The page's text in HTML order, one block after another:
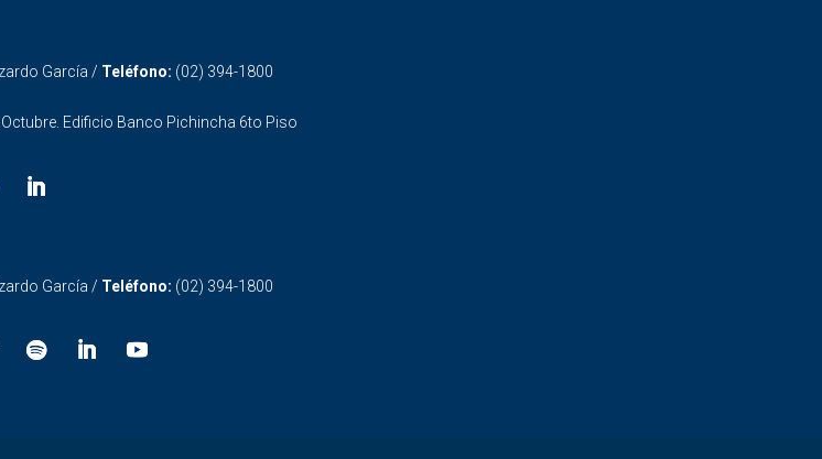
García / Teléfono: (02) 394-1800
Octubre. Edificio Banco Pichincha 6to Piso
García / Teléfono: (02) 394-1800